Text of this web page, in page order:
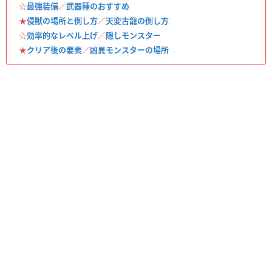
☆最強装備／武器種のおすすめ
★侵獣の場所と倒し方／天変古龍の倒し方
☆効率的なレベル上げ／隠しモンスター
★クリア後の要素／凶異モンスターの場所